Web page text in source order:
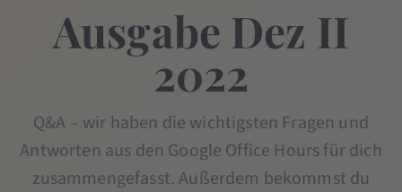
Ausgabe Dez II
2022
Q&A – wir haben die wichtigsten Fragen und
Antworten aus den Google Office Hours für dich
zusammengefasst. Außerdem bekommst du